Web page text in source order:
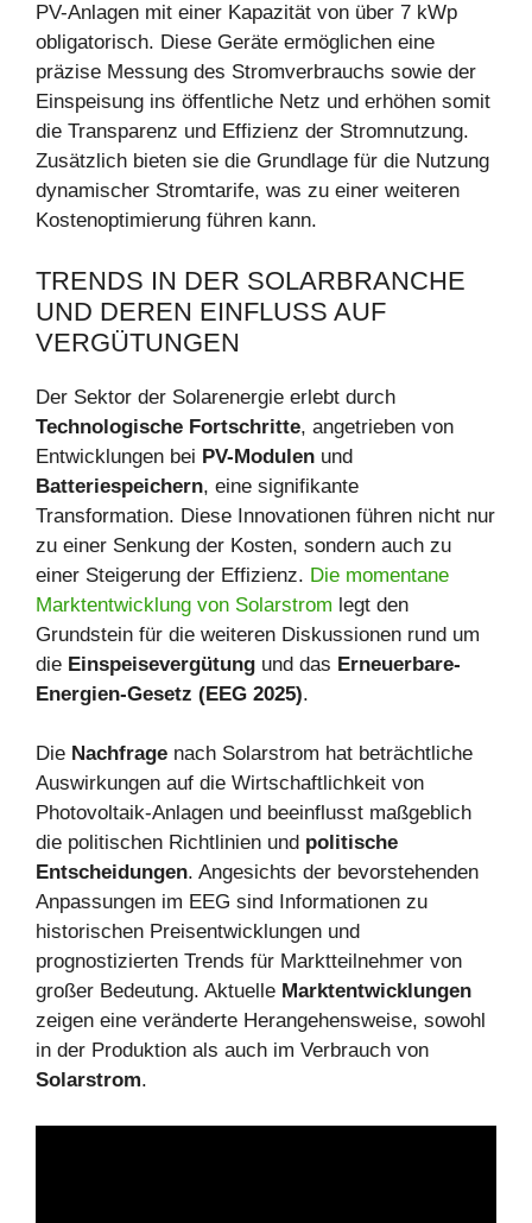
PV-Anlagen mit einer Kapazität von über 7 kWp
obligatorisch. Diese Geräte ermöglichen eine
präzise Messung des Stromverbrauchs sowie der
Einspeisung ins öffentliche Netz und erhöhen somit
die Transparenz und Effizienz der Stromnutzung.
Zusätzlich bieten sie die Grundlage für die Nutzung
dynamischer Stromtarife, was zu einer weiteren
Kostenoptimierung führen kann.
TRENDS IN DER SOLARBRANCHE
UND DEREN EINFLUSS AUF
VERGÜTUNGEN
Der Sektor der Solarenergie erlebt durch
Technologische Fortschritte, angetrieben von
Entwicklungen bei PV-Modulen und
Batteriespeichern, eine signifikante
Transformation. Diese Innovationen führen nicht nur
zu einer Senkung der Kosten, sondern auch zu
einer Steigerung der Effizienz. Die momentane
Marktentwicklung von Solarstrom legt den
Grundstein für die weiteren Diskussionen rund um
die Einspeisevergütung und das Erneuerbare-
Energien-Gesetz (EEG 2025).
Die Nachfrage nach Solarstrom hat beträchtliche
Auswirkungen auf die Wirtschaftlichkeit von
Photovoltaik-Anlagen und beeinflusst maßgeblich
die politischen Richtlinien und politische
Entscheidungen. Angesichts der bevorstehenden
Anpassungen im EEG sind Informationen zu
historischen Preisentwicklungen und
prognostizierten Trends für Marktteilnehmer von
großer Bedeutung. Aktuelle Marktentwicklungen
zeigen eine veränderte Herangehensweise, sowohl
in der Produktion als auch im Verbrauch von
Solarstrom.